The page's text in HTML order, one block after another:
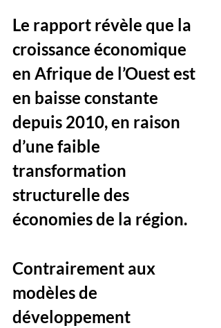
Le rapport révèle que la
croissance économique
en Afrique de l’Ouest est
en baisse constante
depuis 2010, en raison
d’une faible
transformation
structurelle des
économies de la région.
Contrairement aux
modèles de
développement